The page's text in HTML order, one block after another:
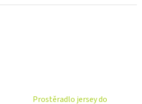
Prostěradlo jersey do